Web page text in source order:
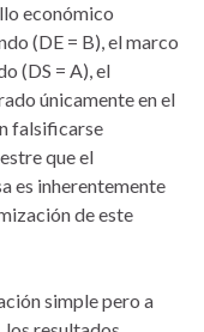
económico
(DE = B), el marco
(DS = A), el
únicamente en el
falsificarse
que el
es inherentemente
de este
simple pero a